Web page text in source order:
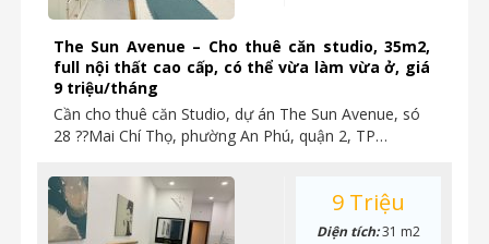
The Sun Avenue – Cho thuê căn studio, 35m2,
full nội thất cao cấp, có thể vừa làm vừa ở, giá
9 triệu/tháng
Cần cho thuê căn Studio, dự án The Sun Avenue, só
28 ??Mai Chí Thọ, phường An Phú, quận 2, TP…
9 Triệu
Diện tích:31 m2